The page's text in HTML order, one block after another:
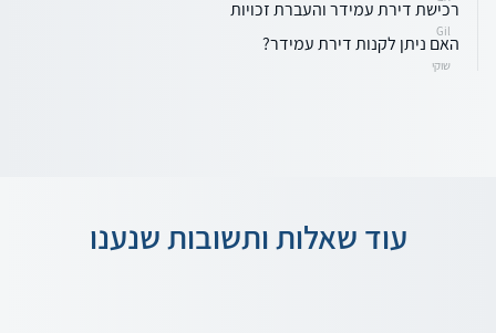
רכישת דירת עמידר והעברת זכויות
Gil
האם ניתן לקנות דירת עמידר?
שוקי
עוד שאלות ותשובות שנענו